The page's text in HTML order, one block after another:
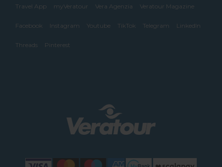
Travel App myVeratour Vera Agenzia Veratour Magazine
Facebook Instagram Youtube TikTok Telegram LinkedIn
Threads Pinterest